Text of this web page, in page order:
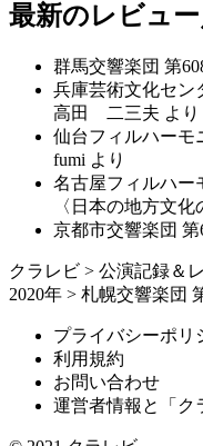
最新のレビュ
群馬交響楽団 第
兵庫芸術文化セン
高田 二三夫 より
仙台フィルハーモ
fumi より
名古屋フィルハー
〈日本の地方文化
京都市交響楽団
クラレビ > 公演記録＆
2020年 > 札幌交響楽団
プライバシーポリ
利用規約
お問い合わせ
運営者情報と「ク